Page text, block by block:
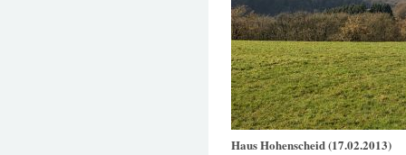
Haus Hohenscheid (17.02.2013)